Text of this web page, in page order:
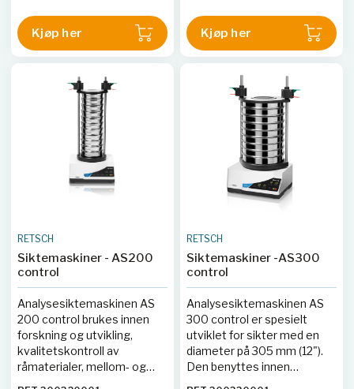
sluttprodukter, samt i
produksjonsovervåking.
justering av
vibrasjonsutslag og siktetid
foregår analogt. HUSK:
Spennholder må bestilles i
tillegg, se tilbehør nedenfor.
Kjøp her
kvalitetskontroll av
råmaterialer, mellom- og
HUSK: Spennholder må
bestilles i tillegg, se tilbehør
Kjøp her
RETSCH
Siktemaskiner - AS200
control
Analysesiktemaskinen AS
200 control brukes innen
forskning og utvikling,
kvalitetskontroll av
råmaterialer, mellom- og
RETSCH
Siktemaskiner -AS300
control
Analysesiktemaskinen AS
300 control er spesielt
utviklet for sikter med en
diameter på 305 mm (12").
Den benyttes innen